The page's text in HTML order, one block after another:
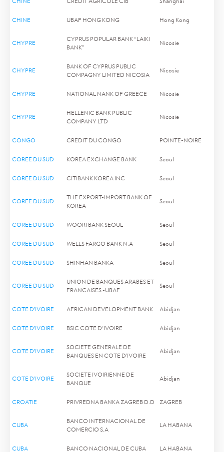
CHINE UBAF HONG KONG Hong Kong
CHYPRE
CYPRUS POPULAR BANK “LAIKI
BANK”
Nicosie
CHYPRE
BANK OF CYPRUS PUBLIC
COMPAGNY LIMITED NICOSIA
Nicosie
CHYPRE NATIONAL NANK OF GREECE Nicosie
CHYPRE
HELLENIC BANK PUBLIC
COMPANY LTD
Nicosie
CONGO CREDIT DU CONGO POINTE-NOIRE
COREE DU SUD KOREA EXCHANGE BANK Seoul
COREE DU SUD CITIBANK KOREA INC Seoul
COREE DU SUD
THE EXPORT-IMPORT BANK OF
KOREA
Seoul
COREE DU SUD WOORI BANK SEOUL Seoul
COREE DU SUD WELLS FARGO BANK N.A Seoul
COREE DU SUD SHINHAN BANKA Seoul
COREE DU SUD
UNION DE BANQUES ARABES ET
FRANCAISES -UBAF
Seoul
COTE D’IVOIRE AFRICAN DEVELOPMENT BANK Abidjan
COTE D’IVOIRE BSIC COTE D'IVOIRE Abidjan
COTE D’IVOIRE
SOCIETE GENERALE DE
BANQUES EN COTE D’IVOIRE
Abidjan
COTE D’IVOIRE
SOCIETE IVOIRIENNE DE
BANQUE
Abidjan
CROATIE PRIVREDNA BANKA ZAGREB D.D ZAGREB
CUBA
BANCO INTERNACIONAL DE
COMERCIO S.A
LA HABANA
CUBA BANCO NACIONAL DE CUBA LA HABANA